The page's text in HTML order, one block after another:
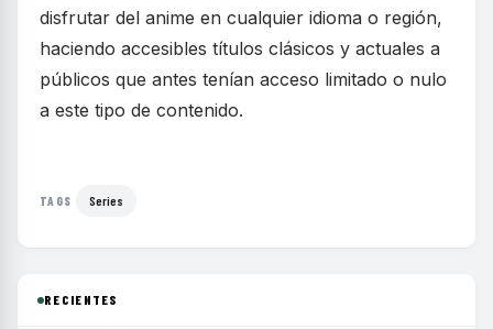
disfrutar del anime en cualquier idioma o región,
haciendo accesibles títulos clásicos y actuales a
públicos que antes tenían acceso limitado o nulo
a este tipo de contenido.
TAGS Series
RECIENTES